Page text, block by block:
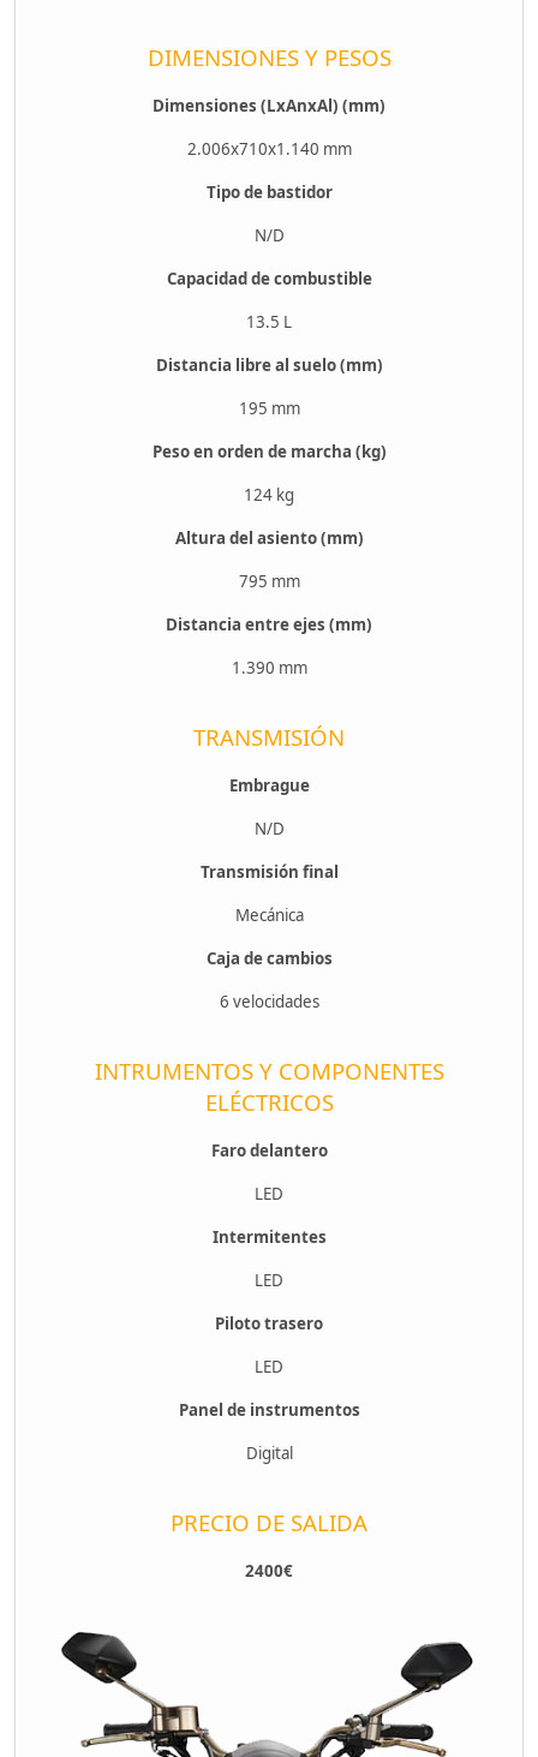
DIMENSIONES Y PESOS
Dimensiones (LxAnxAl) (mm)
2.006x710x1.140 mm
Tipo de bastidor
N/D
Capacidad de combustible
13.5 L
Distancia libre al suelo (mm)
195 mm
Peso en orden de marcha (kg)
124 kg
Altura del asiento (mm)
795 mm
Distancia entre ejes (mm)
1.390 mm
TRANSMISIÓN
Embrague
N/D
Transmisión final
Mecánica
Caja de cambios
6 velocidades
INTRUMENTOS Y COMPONENTES
ELÉCTRICOS
Faro delantero
LED
Intermitentes
LED
Piloto trasero
LED
Panel de instrumentos
Digital
PRECIO DE SALIDA
2400€